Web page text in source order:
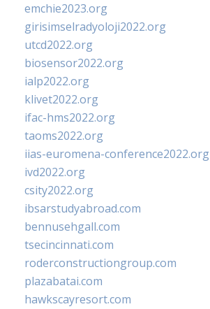
emchie2023.org
girisimselradyoloji2022.org
utcd2022.org
biosensor2022.org
ialp2022.org
klivet2022.org
ifac-hms2022.org
taoms2022.org
iias-euromena-conference2022.org
ivd2022.org
csity2022.org
ibsarstudyabroad.com
bennusehgall.com
tsecincinnati.com
roderconstructiongroup.com
plazabatai.com
hawkscayresort.com